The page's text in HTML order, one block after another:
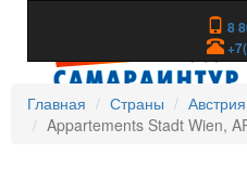
8
Главная
Страны Австрия
Appartements Stadt Wien,